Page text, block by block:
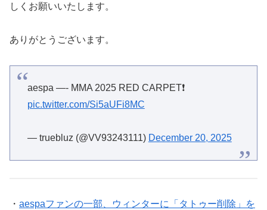
しくお願いいたします。
ありがとうございます。
aespa —- MMA 2025 RED CARPET❗
pic.twitter.com/Si5aUFi8MC
— truebluz (@VV93243111) December 20, 2025
・ aespaファンの一部、ウィンターに「タトゥー削除」を